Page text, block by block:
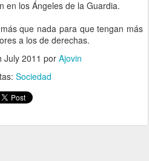
en los Ángeles de la Guardia.
que nada para que tengan más
a los de derechas.
July 2011 por Ajovin
Sociedad